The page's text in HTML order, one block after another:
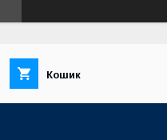
Кошик